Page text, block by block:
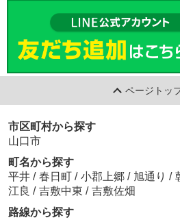
ページトッ
市区町村から探す
山口市
町名から探す
平井 / 春日町 / 小郡上郷 / 旭通り /
江良 / 吉敷中東 / 吉敷佐畑
路線から探す